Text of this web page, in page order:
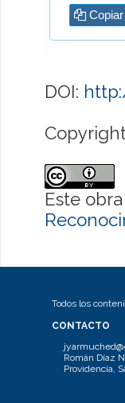
Copiar
DOI:
Este
Todos los
CONTACTO
Román Díaz
Providencia,